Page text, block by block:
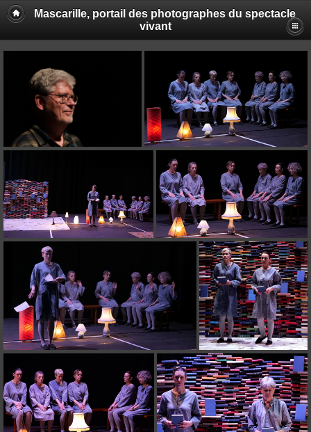
Mascarille, portail des photographes du spectacle
vivant